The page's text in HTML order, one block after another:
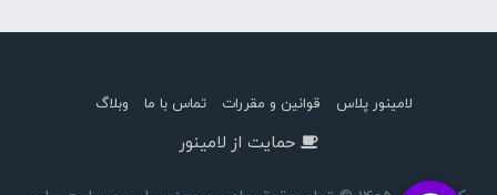
لامینور پلاس قوانین و مقررات تماس با ما وبلاگ
حمایت از لامینور